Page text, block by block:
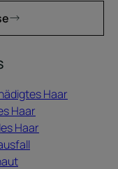
Haar
Haar
Haar